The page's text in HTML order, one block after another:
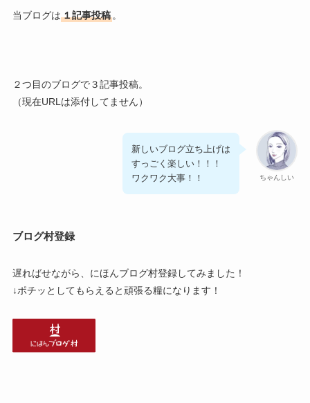
当ブログは１記事投稿。
２つ目のブログで３記事投稿。
（現在URLは添付してません）
ちゃんしい
新しいブログ立ち上げは
すっごく楽しい！！！
ワクワク大事！！
ブログ村登録
遅ればせながら、にほんブログ村登録してみました！
↓ポチッとしてもらえると頑張る糧になります！